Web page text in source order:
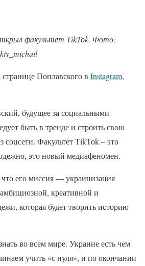
факультет ТikТоk. Фото:
Поплавского в Instagram,
будущее за социальными
быть в тренде и строить свою
соцсети. Факультет ТikТоk – это
это новый медиафеномен.
его миссия — украинизация
креативной и
которая будет творить историю
во всем мире. Украине есть чем
учить «с нуля», и по окончании